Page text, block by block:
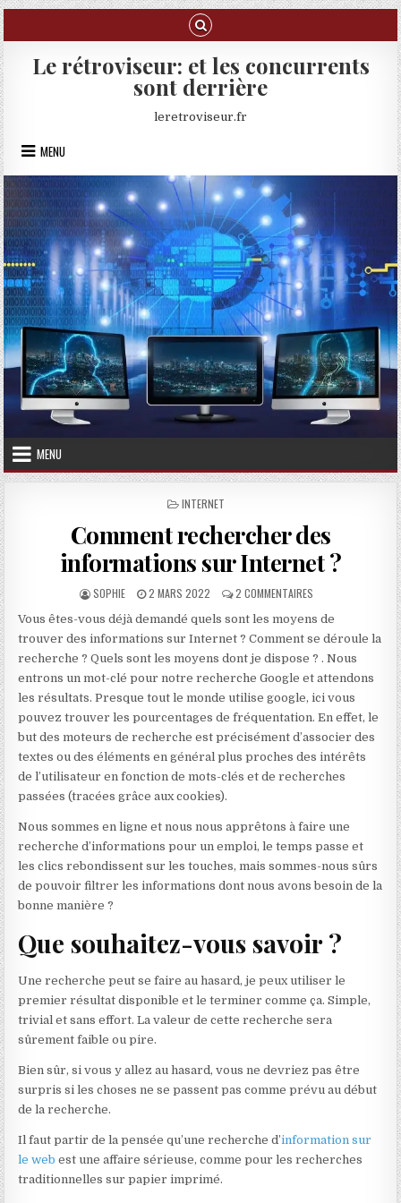
Skip to content
Le rétroviseur: et les concurrents
sont derrière
leretroviseur.fr
MENU
MENU
POSTED IN
INTERNET
Comment rechercher des
informations sur Internet ?
AUTHOR:
SOPHIE PUBLISHED DATE:
2 MARS 2022 2 COMMENTAIRESSUR COMMENT
Vous êtes-vous déjà demandé quels sont les moyens de
trouver des informations sur Internet ? Comment se déroule la
recherche ? Quels sont les moyens dont je dispose ? . Nous
entrons un mot-clé pour notre recherche Google et attendons
les résultats. Presque tout le monde utilise google, ici vous
pouvez trouver les pourcentages de fréquentation. En effet, le
but des moteurs de recherche est précisément d’associer des
textes ou des éléments en général plus proches des intérêts
de l’utilisateur en fonction de mots-clés et de recherches
passées (tracées grâce aux cookies).
Nous sommes en ligne et nous nous apprêtons à faire une
recherche d’informations pour un emploi, le temps passe et
les clics rebondissent sur les touches, mais sommes-nous sûrs
de pouvoir filtrer les informations dont nous avons besoin de la
bonne manière ?
Que souhaitez-vous savoir ?
Une recherche peut se faire au hasard, je peux utiliser le
premier résultat disponible et le terminer comme ça. Simple,
trivial et sans effort. La valeur de cette recherche sera
sûrement faible ou pire.
Bien sûr, si vous y allez au hasard, vous ne devriez pas être
surpris si les choses ne se passent pas comme prévu au début
de la recherche.
Il faut partir de la pensée qu’une recherche d’information sur
le web est une affaire sérieuse, comme pour les recherches
traditionnelles sur papier imprimé.